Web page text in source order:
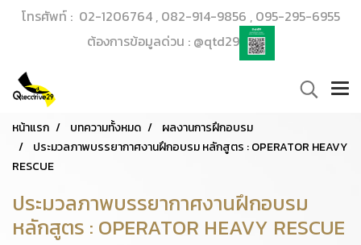
โทรศัพท์ : 02-1206764 , 082-914-9856 , 095-295-6955
ต้องการข้อมูลด่วน : @qtd29
หน้าแรก บทความทั้งหมด
ผลงานการฝึกอบรม
ประมวลภาพบรรยากาศงานฝึกอบรม หลักสูตร : OPERATOR HEAVY
RESCUE
ประมวลภาพบรรยากาศงานฝึกอบรม
หลักสูตร : OPERATOR HEAVY RESCUE